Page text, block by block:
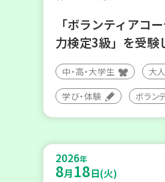
「ボランティアコ
力検定3級」を受験
中・高・大学生 大
学び・体験 ボラン
2026年
8月 18日(火)